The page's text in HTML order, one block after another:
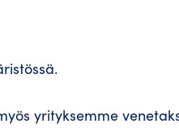
yrityksemme